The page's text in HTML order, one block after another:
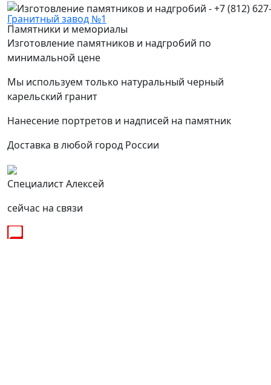
Гранитный завод №1
Памятники и мемориалы
Изготовление памятников и надгробий по
минимальной цене
Мы используем только натуральный черный
карельский гранит
Нанесение портретов и надписей на памятник
Доставка в любой город России
Специалист Алексей
сейчас на связи